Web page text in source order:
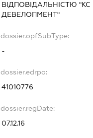
ВІДПОВІДАЛЬНІСТЮ "КС
ДЕВЕЛОПМЕНТ"
dossier.opfSubType:
-
dossier.edrpo:
41010776
dossier.regDate:
07.12.16